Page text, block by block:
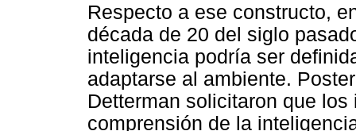
Respecto a ese constructo,
década de 20 del siglo
inteligencia podría ser
adaptarse al ambiente.
Detterman solicitaron que
comprensión de la